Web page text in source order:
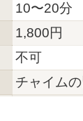
10〜20分
1,800円
不可
チャイム